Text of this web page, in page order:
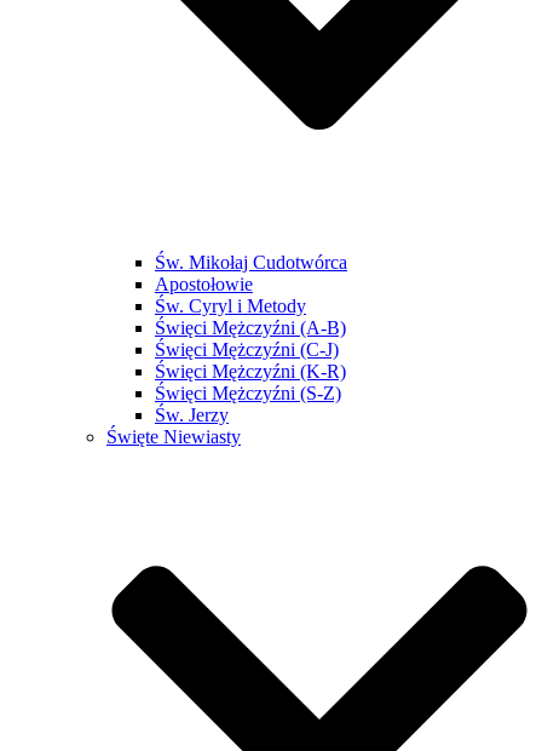
Św. Mikołaj Cudotwórca
Apostołowie
Św. Cyryl i Metody
Święci Mężczyźni (A-B)
Święci Mężczyźni (C-J)
Święci Mężczyźni (K-R)
Święci Mężczyźni (S-Z)
Św. Jerzy
Święte Niewiasty